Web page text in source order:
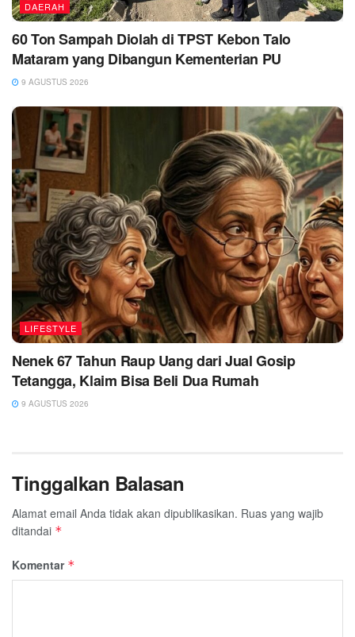
DAERAH
60 Ton Sampah Diolah di TPST Kebon Talo
Mataram yang Dibangun Kementerian PU
9 AGUSTUS 2026
LIFESTYLE
Nenek 67 Tahun Raup Uang dari Jual Gosip
Tetangga, Klaim Bisa Beli Dua Rumah
9 AGUSTUS 2026
Tinggalkan Balasan
Alamat email Anda tidak akan dipublikasikan. Ruas yang wajib
ditandai *
Komentar *